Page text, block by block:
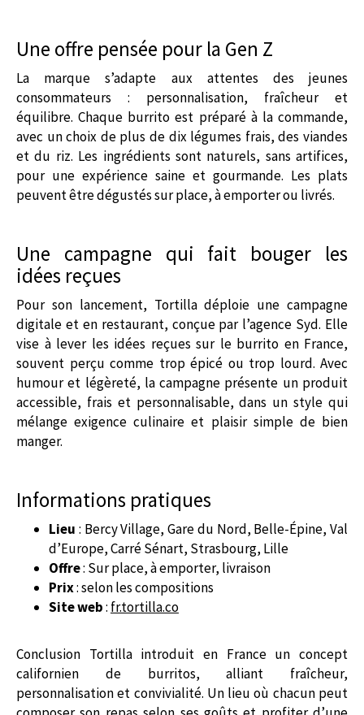
Une offre pensée pour la Gen Z
La marque s’adapte aux attentes des jeunes
consommateurs : personnalisation, fraîcheur et
équilibre. Chaque burrito est préparé à la commande,
avec un choix de plus de dix légumes frais, des viandes
et du riz. Les ingrédients sont naturels, sans artifices,
pour une expérience saine et gourmande. Les plats
peuvent être dégustés sur place, à emporter ou livrés.
Une campagne qui fait bouger les
idées reçues
Pour son lancement, Tortilla déploie une campagne
digitale et en restaurant, conçue par l’agence Syd. Elle
vise à lever les idées reçues sur le burrito en France,
souvent perçu comme trop épicé ou trop lourd. Avec
humour et légèreté, la campagne présente un produit
accessible, frais et personnalisable, dans un style qui
mélange exigence culinaire et plaisir simple de bien
manger.
Informations pratiques
Lieu : Bercy Village, Gare du Nord, Belle-Épine, Val
d’Europe, Carré Sénart, Strasbourg, Lille
Offre: Sur place, à emporter, livraison
Prix: selon les compositions
Site web: fr.tortilla.co
Conclusion Tortilla introduit en France un concept
californien de burritos, alliant fraîcheur,
personnalisation et convivialité. Un lieu où chacun peut